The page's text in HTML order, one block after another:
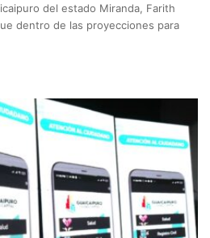
del estado Miranda, Farith
dentro de las proyecciones para